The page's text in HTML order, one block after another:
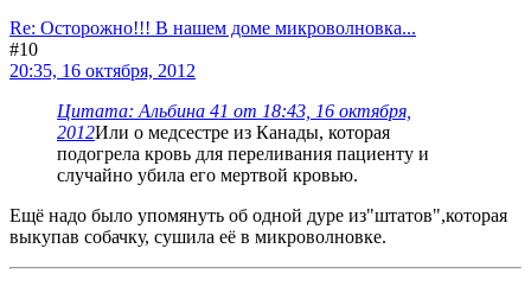
Re: Осторожно!!! В нашем доме микроволновка...
#10
20:35, 16 октября, 2012
Цитата: Альбина 41 от 18:43, 16 октября,
2012Или о медсестре из Канады, которая
подогрела кровь для переливания пациенту и
случайно убила его мертвой кровью.
Ещё надо было упомянуть об одной дуре из"штатов",которая
выкупав собачку, сушила её в микроволновке.